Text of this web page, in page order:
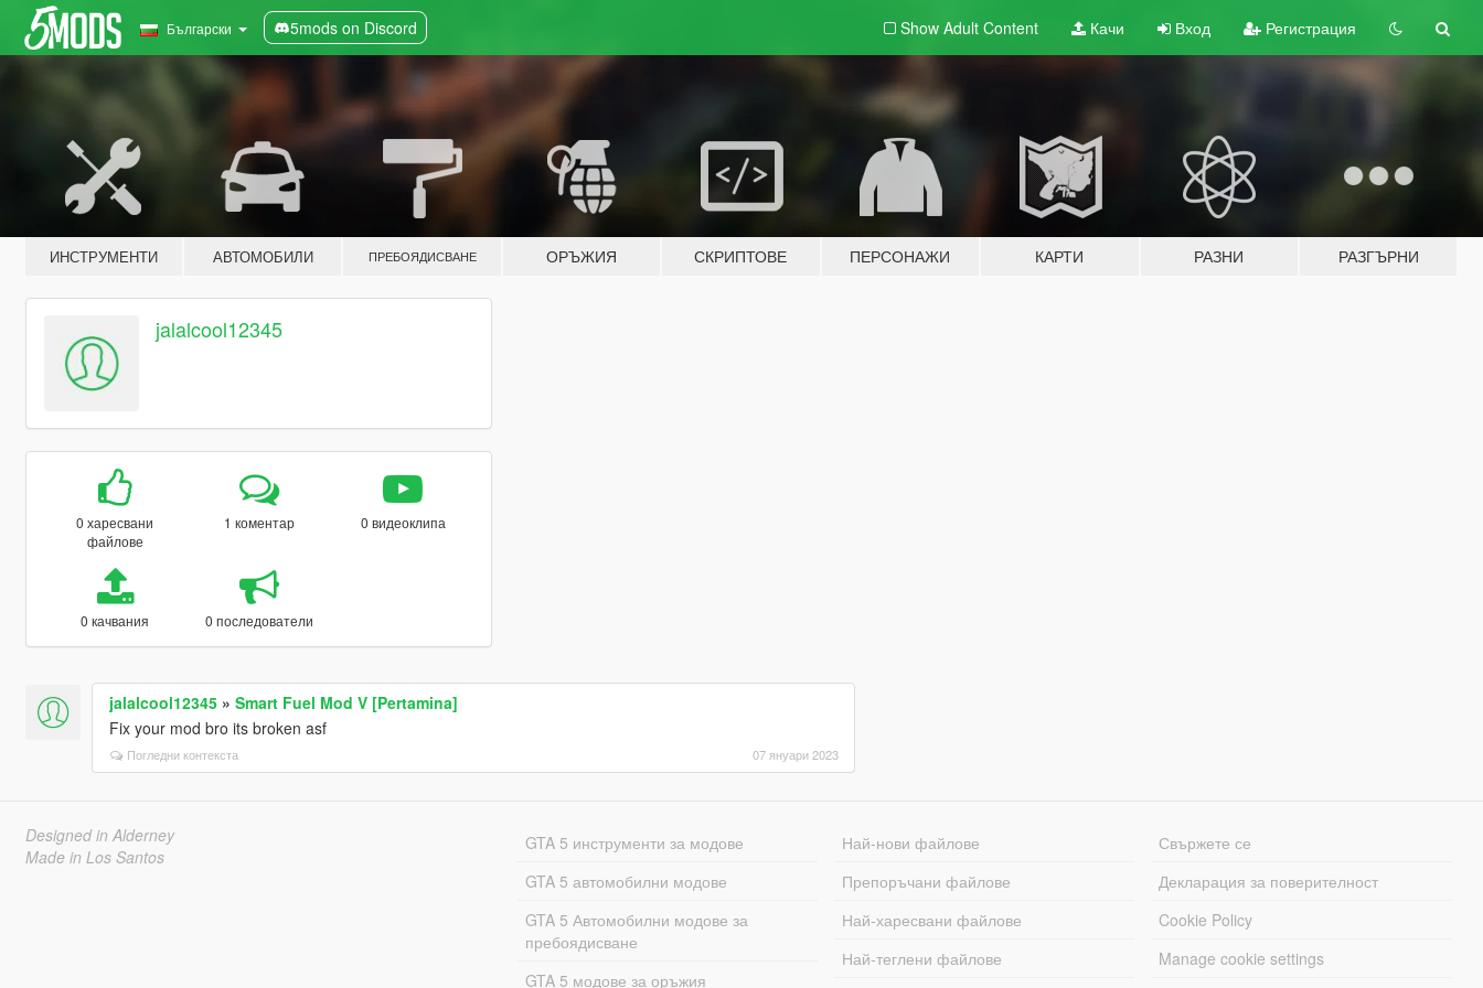
Български 5mods on Discord Show Adult Content Качи Вход Регистрация
ИНСТРУМЕНТИ АВТОМОБИЛИ ПРЕБОЯДИСВАНЕ ОРЪЖИЯ СКРИПТОВЕ ПЕРСОНАЖИ КАРТИ РАЗНИ РАЗГЪРНИ
jalalcool12345
0 харесвани
файлове
1 коментар 0 видеоклипа
0 качвания 0 последователи
jalalcool12345» Smart Fuel Mod V [Pertamina]
Fix your mod bro its broken asf
Погледни контекста 07 януари 2023
Designed in Alderney
Made in Los Santos
GTA 5 инструменти за модове
GTA 5 автомобилни модове
GTA 5 Автомобилни модове за
пребоядисване
GTA 5 модове за оръжия
Най-нови файлове
Препоръчани файлове
Най-харесвани файлове
Най-теглени файлове
Свържете се
Декларация за поверителност
Cookie Policy
Manage cookie settings